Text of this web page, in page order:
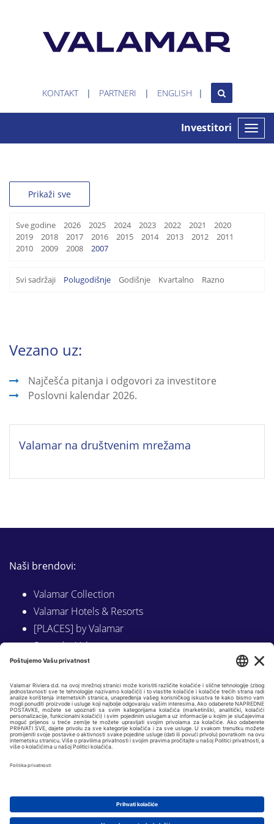
KONTAKT PARTNERI ENGLISH
Toggle
Investitori
Prikaži sve
Sve godine 2026 2025 2024 2023 2022 2021
2020
2019
2018 2017 2016 2015 2014 2013 2012
2011
2010
2009 2008 2007
Svi sadržaji Polugodišnje Godišnje Kvartalno Razno
Vezano uz:
Najčešća pitanja i odgovori za investitore
Poslovni kalendar 2026.
Valamar na društvenim mrežama
Naši brendovi:
Valamar Collection
Valamar Hotels & Resorts
[PLACES] by Valamar
Sunny by Valamar
Valamar Camping
Istraži na Valamar.com
Slijedite nas na: